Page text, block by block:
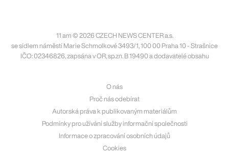
11 am © 2026 CZECH NEWS CENTER a.s.
se sídlem náměstí Marie Schmolkové 3493/1, 100 00 Praha 10 - Strašnice
IČO: 02346826, zapsána v OR, sp.zn. B 19490 a dodavatelé obsahu
O nás
Proč nás odebírat
Autorská práva k publikovaným materiálům
Podmínky pro užívání služby informační společnosti
Informace o zpracování osobních údajů
Cookies